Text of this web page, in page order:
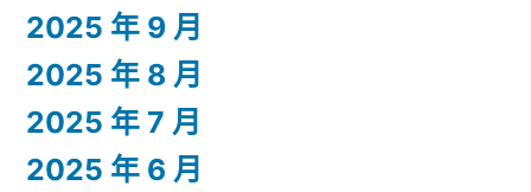
2025 年 9 月
2025 年 8 月
2025 年 7 月
2025 年 6 月